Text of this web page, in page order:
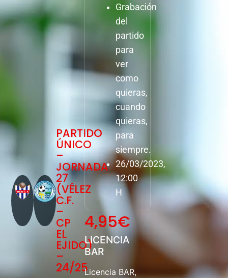
PARTIDO
ÚNICO
–
JORNADA
27
(VÉLEZ
C.F.
–
CP
EL
EJIDO)
–
24/25
Grabación
del
partido
para
ver
como
quieras,
cuando
quieras,
para
siempre.
26/03/2023,
12:00
H
4,95€
LICENCIA
BAR
Licencia BAR,